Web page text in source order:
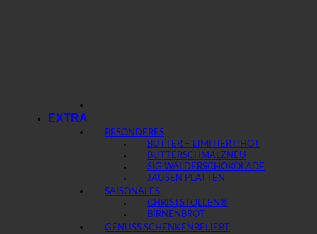
EXTRA
BESONDERES
BUTTER – LIMITIERT!
BUTTERSCHMALZ
SIG WÄLDERSCHOKOLADE
JAUSEN PLATTEN
SAISONALES
CHRISTSTOLLEN®
BIRNENBROT
GENUSS SCHENKEN